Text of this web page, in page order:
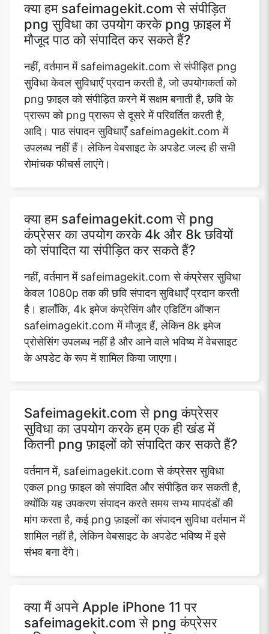
क्या हम safeimagekit.com से संपीड़ित
png सुविधा का उपयोग करके png फ़ाइल में
मौजूद पाठ को संपादित कर सकते हैं?
नहीं, वर्तमान में safeimagekit.com से संपीड़ित png
सुविधा केवल सुविधाएँ प्रदान करती है, जो उपयोगकर्ता को
png फ़ाइल को संपीड़ित करने में सक्षम बनाती है, छवि के
प्रारूप को png प्रारूप से दूसरे में परिवर्तित करती है,
आदि। पाठ संपादन सुविधाएँ safeimagekit.com में
उपलब्ध नहीं हैं। लेकिन वेबसाइट के अपडेट जल्द ही सभी
रोमांचक फीचर्स लाएंगे।
क्या हम safeimagekit.com से png
कंप्रेसर का उपयोग करके 4k और 8k छवियों
को संपादित या संपीड़ित कर सकते हैं?
नहीं, वर्तमान में safeimagekit.com से कंप्रेसर सुविधा
केवल 1080p तक की छवि संपादन सुविधाएँ प्रदान करती
है। हालाँकि, 4k इमेज कंप्रेसिंग और एडिटिंग ऑप्शन
safeimagekit.com में मौजूद हैं, लेकिन 8k इमेज
प्रोसेसिंग उपलब्ध नहीं है और आने वाले भविष्य में वेबसाइट
के अपडेट के रूप में शामिल किया जाएगा।
Safeimagekit.com से png कंप्रेसर
सुविधा का उपयोग करके हम एक ही खंड में
कितनी png फ़ाइलों को संपादित कर सकते हैं?
वर्तमान में, safeimagekit.com से कंप्रेसर सुविधा
एकल png फ़ाइल को संपादित और संपीड़ित कर सकती है,
क्योंकि यह उपकरण संपादन करते समय सभ्य मापदंडों की
मांग करता है, कई png फ़ाइलों का संपादन सुविधा वर्तमान में
शामिल नहीं है, लेकिन वेबसाइट के अपडेट भविष्य में इसे
संभव बना देंगे।
क्या मैं अपने Apple iPhone 11 पर
safeimagekit.com से png कंप्रेसर